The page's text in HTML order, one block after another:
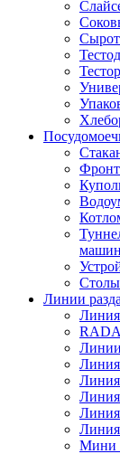
Линии
RADA
Линия
Линия
Мини